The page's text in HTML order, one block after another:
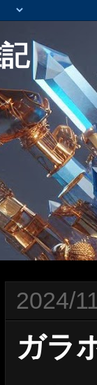
2024/
ガラ